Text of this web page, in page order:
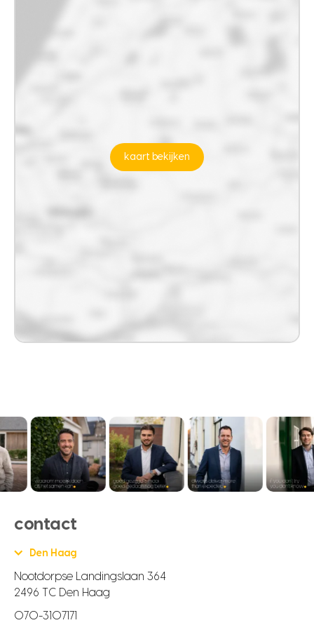
kaart bekijken
contact
Den Haag
Nootdorpse Landingslaan 364
2496 TC Den Haag
070-3107171